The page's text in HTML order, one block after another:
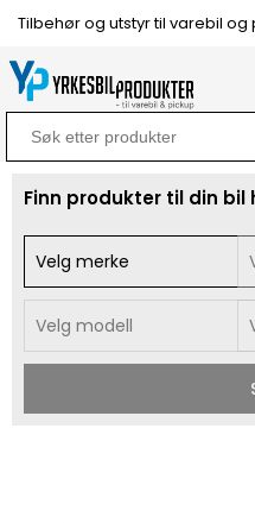
Tilbehør og utstyr til varebil og
Search
for:
Finn produkter til din bil